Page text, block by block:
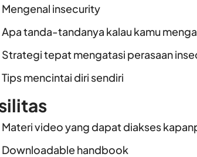
Mengenal insecurity
Apa tanda-tandanya kalau kamu
Strategi tepat mengatasi perasaan
Tips mencintai diri sendiri
Materi video yang dapat diakses
Downloadable handbook